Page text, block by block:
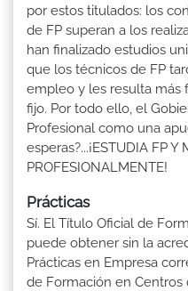
por estos titulados: los
de FP superan a los
han finalizado estudios
que los técnicos de FP
empleo y les resulta más
fijo. Por todo ello, el
Profesional como una
esperas?...¡ESTUDIA FP Y
PROFESIONALMENTE!
Prácticas
Sí. El Título Oficial de
puede obtener sin la
Prácticas en Empresa
de Formación en Centros